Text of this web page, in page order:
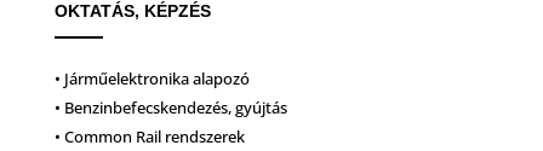
OKTATÁS, KÉPZÉS
• Járműelektronika alapozó
• Benzinbefecskendezés, gyújtás
• Common Rail rendszerek